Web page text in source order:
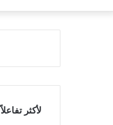
لأكثر تفاعلاً